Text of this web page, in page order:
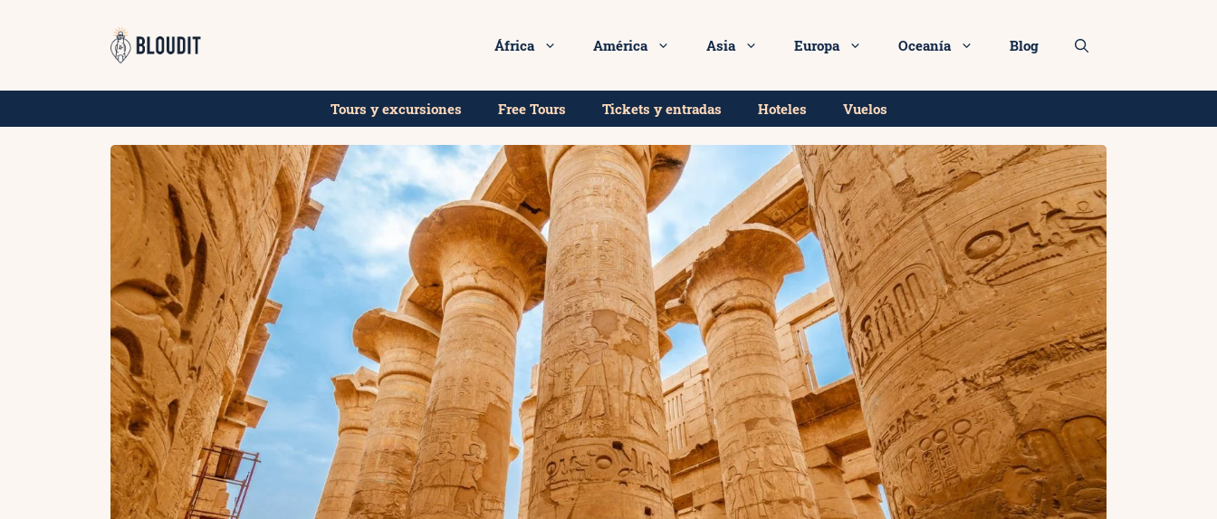
África América Asia Europa Oceanía Blog
Tours y excursiones Free Tours Tickets y entradas Hoteles Vuelos